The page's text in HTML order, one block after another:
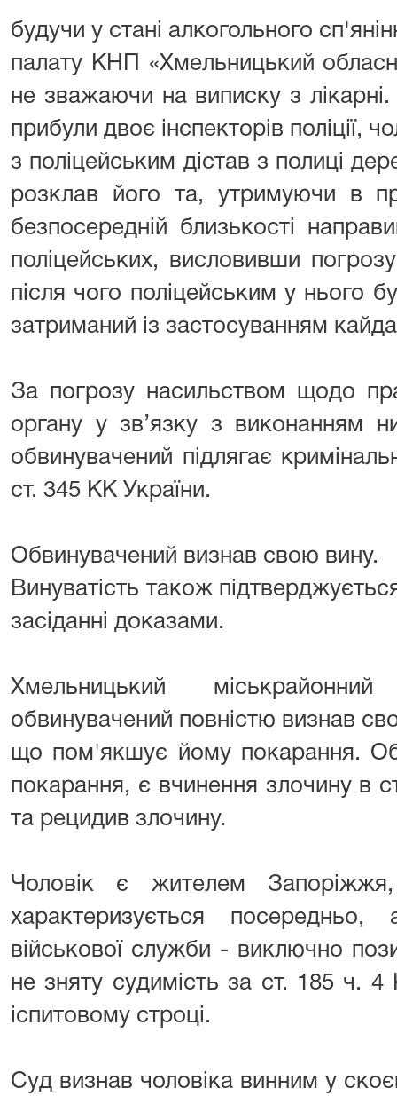
будучи у стані алкогольного
палату КНП «Хмельницький
не зважаючи на виписку з
прибули двоє інспекторів поліції,
з поліцейським дістав з полиці
розклав його та, утримуючи в
безпосередній близькості
поліцейських, висловивши
після чого поліцейським у нього
затриманий із застосуванням
За погрозу насильством щодо
органу у зв’язку з виконанням
обвинувачений підлягає
ст. 345 КК України.
Обвинувачений визнав свою вину.
Винуватість також
засіданні доказами.
Хмельницький
обвинувачений повністю визнав
що пом'якшує йому покарання.
покарання, є вчинення злочину в
та рецидив злочину.
Чоловік є жителем
характеризується
військової служби - виключно
не зняту судимість за ст. 185 ч.
іспитовому строці.
Суд визнав чоловіка винним у